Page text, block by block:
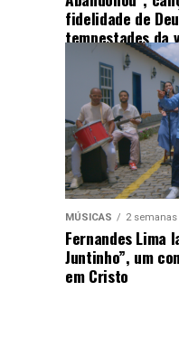
fidelidade de
tempestades da
MÚSICAS 2 semanas
Fernandes Lima
Juntinho”, um
em Cristo